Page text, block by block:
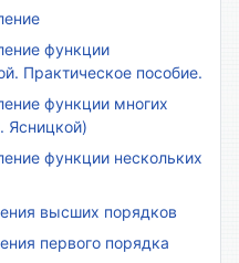
функции
Практическое пособие.
функции многих
Ясницкой)
функции нескольких
высших порядков
первого порядка